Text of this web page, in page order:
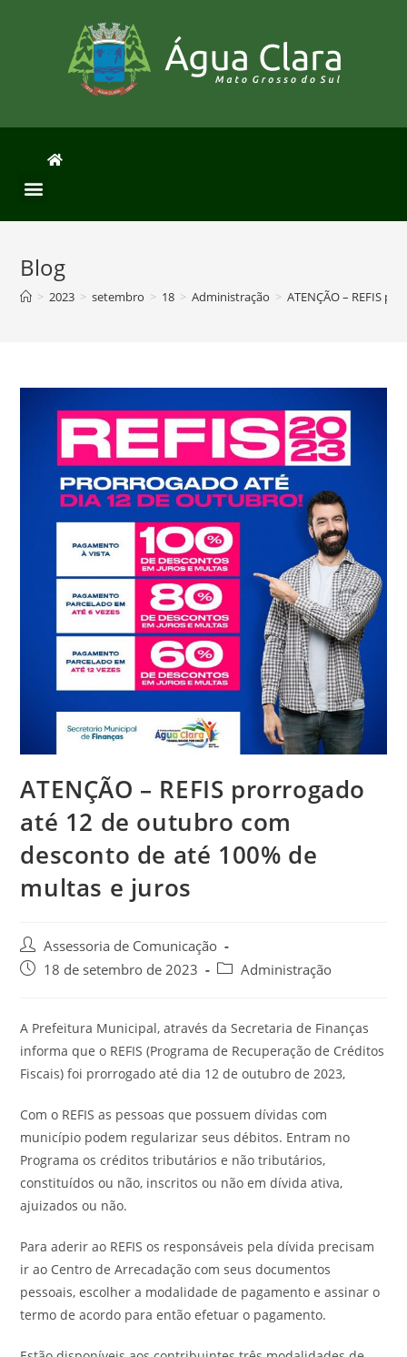
Blog
> 2023 > setembro > 18 > Administração > ATENÇÃO – REFIS
ATENÇÃO – REFIS prorrogado
até 12 de outubro com
desconto de até 100% de
multas e juros
Assessoria de Comunicação
18 de setembro de 2023
Administração
A Prefeitura Municipal, através da Secretaria de Finanças
informa que o REFIS (Programa de Recuperação de Créditos
Fiscais) foi prorrogado até dia 12 de outubro de 2023,
Com o REFIS as pessoas que possuem dívidas com
município podem regularizar seus débitos. Entram no
Programa os créditos tributários e não tributários,
constituídos ou não, inscritos ou não em dívida ativa,
ajuizados ou não.
Para aderir ao REFIS os responsáveis pela dívida precisam
ir ao Centro de Arrecadação com seus documentos
pessoais, escolher a modalidade de pagamento e assinar o
termo de acordo para então efetuar o pagamento.